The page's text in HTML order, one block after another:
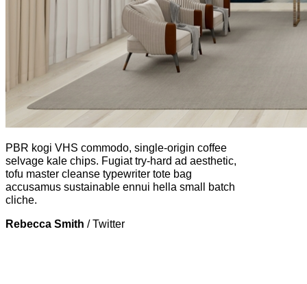
PBR kogi VHS commodo, single-origin coffee
selvage kale chips. Fugiat try-hard ad aesthetic,
tofu master cleanse typewriter tote bag
accusamus sustainable ennui hella small batch
cliche.
Rebecca Smith /Twitter